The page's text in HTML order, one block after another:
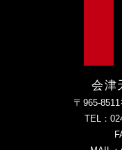
会津
〒965-
TEL：